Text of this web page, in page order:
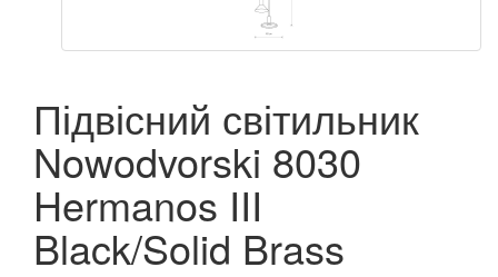
Підвісний світильник
Nowodvorski 8030
Hermanos III
Black/Solid Brass